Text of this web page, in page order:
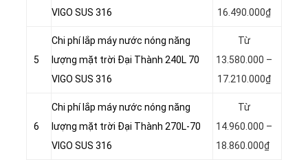
VIGO SUS 316
16.490.000₫
5
Chi phí lắp máy nước nóng năng
lượng mặt trời Đại Thành 240L 70
VIGO SUS 316
Từ
13.580.000 –
17.210.000₫
6
Chi phí lắp máy nước nóng năng
lượng mặt trời Đại Thành 270L-70
VIGO SUS 316
Từ
14.960.000 –
18.860.000₫